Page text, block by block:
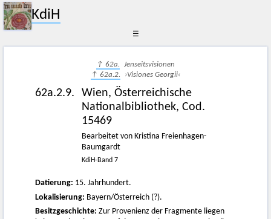
KdiH
☰
↑ 62a. Jenseitsvisionen
↑ 62a.2. ›Visiones Georgii‹
62a.2.9.
Wien, Österreichische
Nationalbibliothek, Cod.
15469
Bearbeitet von Kristina Freienhagen-
Baumgardt
KdiH-Band 7
Datierung: 15. Jahrhundert.
Lokalisierung: Bayern/Österreich (?).
Besitzgeschichte: Zur Provenienz der Fragmente liegen